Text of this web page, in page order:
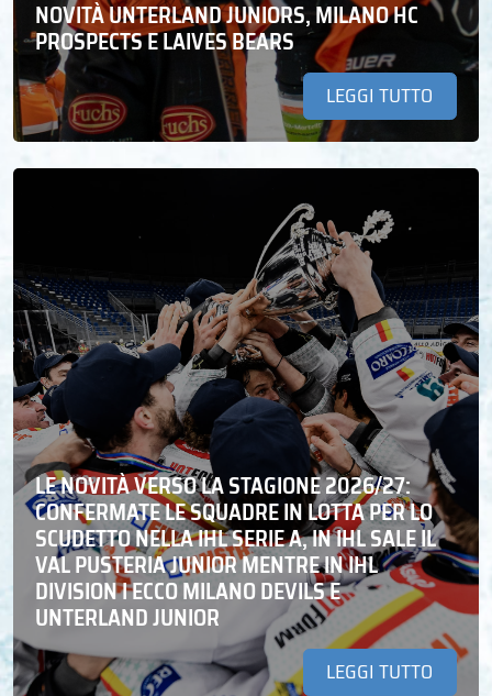
NOVITÀ UNTERLAND JUNIORS, MILANO HC
PROSPECTS E LAIVES BEARS
LEGGI TUTTO
LE NOVITÀ VERSO LA STAGIONE 2026/27:
CONFERMATE LE SQUADRE IN LOTTA PER LO
SCUDETTO NELLA IHL SERIE A, IN IHL SALE IL
VAL PUSTERIA JUNIOR MENTRE IN IHL
DIVISION I ECCO MILANO DEVILS E
UNTERLAND JUNIOR
LEGGI TUTTO